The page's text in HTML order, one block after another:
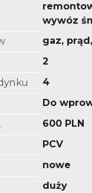
wywóz
gaz,
2
4
Do
600 PLN
PCV
nowe
duży